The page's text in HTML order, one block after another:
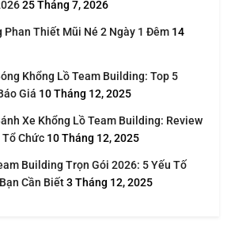
25 Tháng 7, 2026
Phan Thiết Mũi Né 2 Ngày 1 Đêm 14
Khổng Lồ Team Building: Top 5
Giá 10 Tháng 12, 2025
Xe Khổng Lồ Team Building: Review
Chức 10 Tháng 12, 2025
Building Trọn Gói 2026: 5 Yếu Tố
Cần Biết3 Tháng 12, 2025